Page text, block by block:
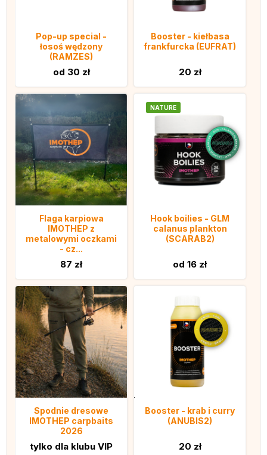
Pop-up special -
łosoś wędzony
(RAMZES)
od 30 zł
Booster - kiełbasa
frankfurcka (EUFRAT)
20 zł
Flaga karpiowa
IMOTHEP z
metalowymi oczkami
- cz...
87 zł
NATURE
Hook boilies - GLM
calanus plankton
(SCARAB2)
od 16 zł
Spodnie dresowe
IMOTHEP carpbaits
2026
tylko dla klubu VIP
Booster - krab i curry
(ANUBIS2)
20 zł